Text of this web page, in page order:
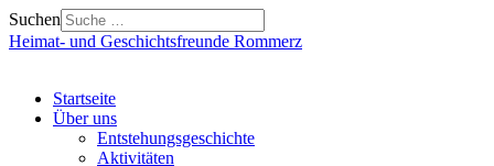
Suchen
Heimat- und Geschichtsfreunde Rommerz
Startseite
Über uns
Entstehungsgeschichte
Aktivitäten